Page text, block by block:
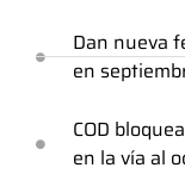
Dan nueva
en
COD
en la vía al